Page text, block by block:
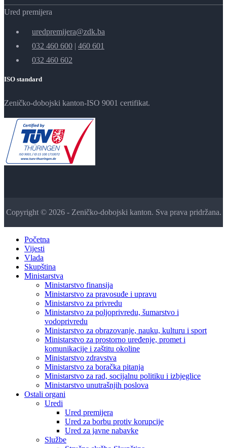
Ured premijera
uredpremijera@zdk.ba
032 460 600 | 460 601
032 460 602
ISO standard
Zeničko-dobojski kanton-ISO 9001 certifikat.
Copyright © 2026 - Zeničko-dobojski kanton. Sva prava pridržana.
Početna
Vijesti
Vlada
Skupština
Ministarstva
Ministarstvo finansija
Ministarstvo za pravosuđe i upravu
Ministarstvo za privredu
Ministarstvo za poljoprivredu, šumarstvo i
vodoprivredu
Ministarstvo za obrazovanje, nauku, kulturu i sport
Ministarstvo za prostorno uređenje, promet i
komunikacije i zaštitu okoline
Ministarstvo zdravstva
Ministarstvo za boračka pitanja
Ministarstvo za rad, socijalnu politiku i izbjeglice
Ministarstvo unutrašnjih poslova
Ostali organi
Uredi
Ured premijera
Ured za borbu protiv korupcije
Ured za javne nabavke
Službe